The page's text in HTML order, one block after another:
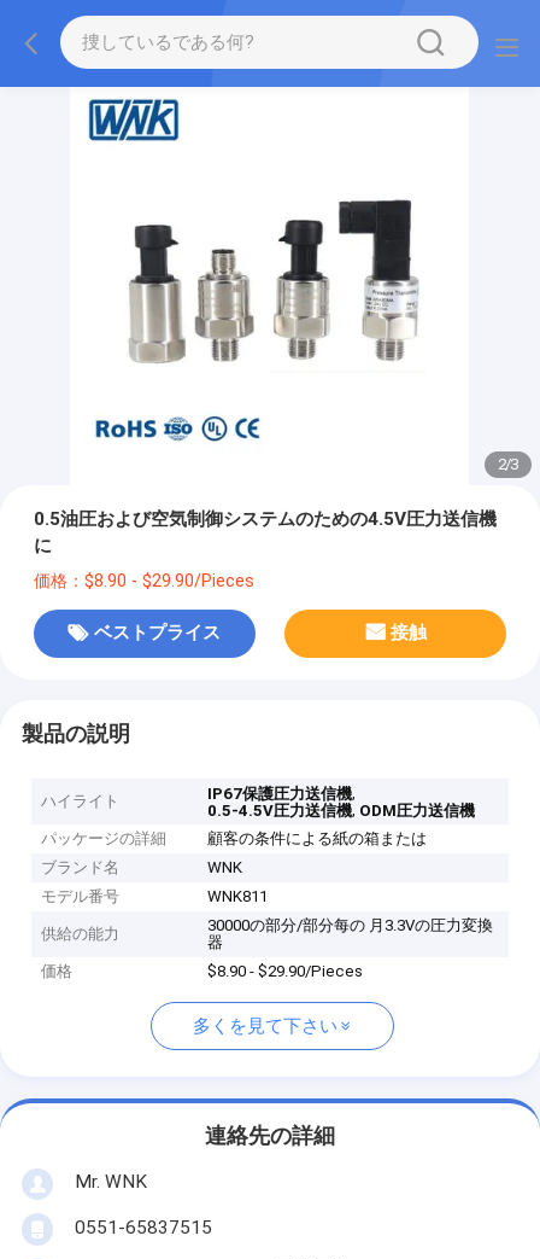
2/3
0.5油圧および空気制御システムのための4.5V圧力送信機
に
価格：$8.90 - $29.90/Pieces
ベストプライス 接触
製品の説明
ハイライト IP67保護圧力送信機,
0.5-4.5V圧力送信機, ODM圧力送信機
パッケージの詳細
顧客の条件による紙の箱または
ブランド名
WNK
モデル番号
WNK811
供給の能力
30000の部分/部分每の 月3.3Vの圧力変換
器
価格
$8.90 - $29.90/Pieces
多くを見て下さい
連絡先の詳細
Mr. WNK
0551-65837515